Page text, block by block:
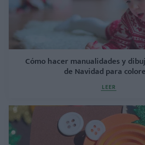
Cómo hacer manualidades y
de Navidad para
LEER